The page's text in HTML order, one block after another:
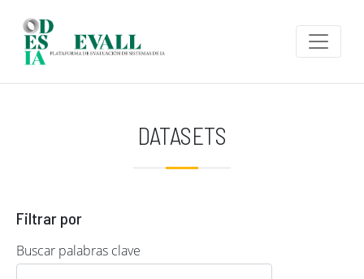
DATASETS
Filtrar por
Buscar palabras clave